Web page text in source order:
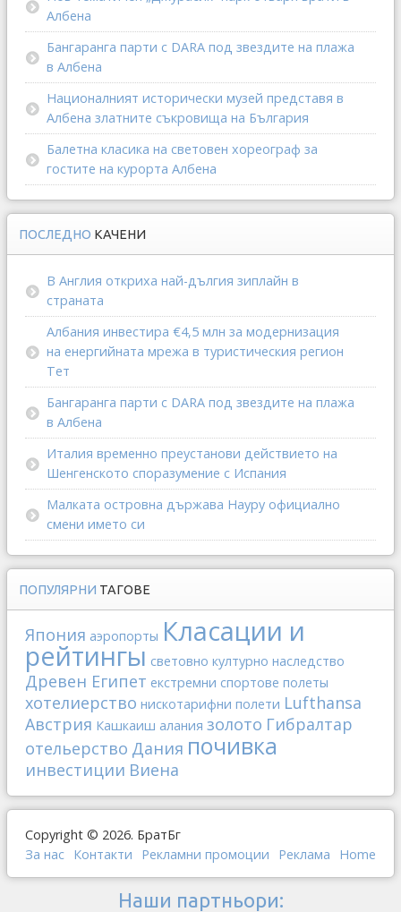
Албена
Бангаранга парти с DARA под звездите на плажа
в Албена
Националният исторически музей представя в
Албена златните съкровища на България
Балетна класика на световен хореограф за
гостите на курорта Албена
ПОСЛЕДНО КАЧЕНИ
В Англия откриха най-дългия зиплайн в
страната
Албания инвестира €4,5 млн за модернизация
на енергийната мрежа в туристическия регион
Тет
Бангаранга парти с DARA под звездите на плажа
в Албена
Италия временно преустанови действието на
Шенгенското споразумение с Испания
Малката островна държава Науру официално
смени името си
ПОПУЛЯРНИ ТАГОВЕ
Япония аэропорты Класации и
рейтингы световно културно наследство
Древен Египет екстремни спортове полеты
хотелиерство нискотарифни полети Lufthansa
Австрия Кашкаиш алания золото Гибралтар
отельерство Дания почивка
инвестиции Виена
Copyright © 2026. БратБг
За нас Контакти Рекламни промоции Реклама Home
Наши партньори: